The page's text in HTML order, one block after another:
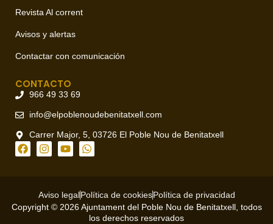
Revista Al corrent
Avisos y alertas
Contactar con comunicación
CONTACTO
966 49 33 69
info@elpoblenoudebenitatxell.com
Carrer Major, 5, 03726 El Poble Nou de Benitatxell
Aviso legalPolítica de cookiesPolítica de privacidad
Copyright © 2026 Ajuntament del Poble Nou de Benitatxell, todos
los derechos reservados